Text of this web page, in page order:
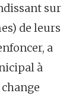
sur
de leurs
a
à